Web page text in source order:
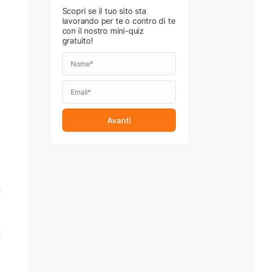
Scopri se il tuo sito sta
lavorando per te o contro di te
con il nostro mini-quiz
gratuito!
Avanti